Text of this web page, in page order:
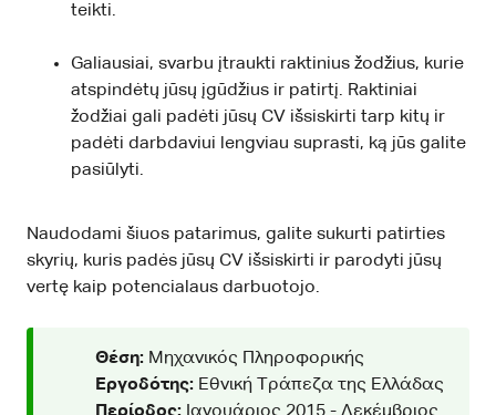
teikti.
Galiausiai, svarbu įtraukti raktinius žodžius, kurie
atspindėtų jūsų įgūdžius ir patirtį. Raktiniai
žodžiai gali padėti jūsų CV išsiskirti tarp kitų ir
padėti darbdaviui lengviau suprasti, ką jūs galite
pasiūlyti.
Naudodami šiuos patarimus, galite sukurti patirties
skyrių, kuris padės jūsų CV išsiskirti ir parodyti jūsų
vertę kaip potencialaus darbuotojo.
Θέση: Μηχανικός Πληροφορικής
Εργοδότης: Εθνική Τράπεζα της Ελλάδας
Περίοδος: Ιανουάριος 2015 - Δεκέμβριος